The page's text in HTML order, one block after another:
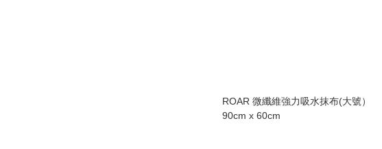
ROAR 微纖維強力吸水抹布(大號）
90cm x 60cm